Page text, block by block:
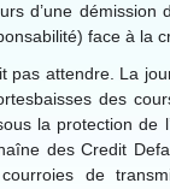
d’une démission
face à la
pas attendre. La
des
la protection de
des Credit
de